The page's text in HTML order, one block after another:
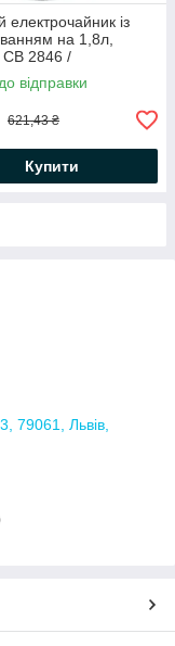
електрочайник із
на 1,8л,
CB 2846 /
чайник
відправки
621,43 ₴
Купити
79061, Львів,